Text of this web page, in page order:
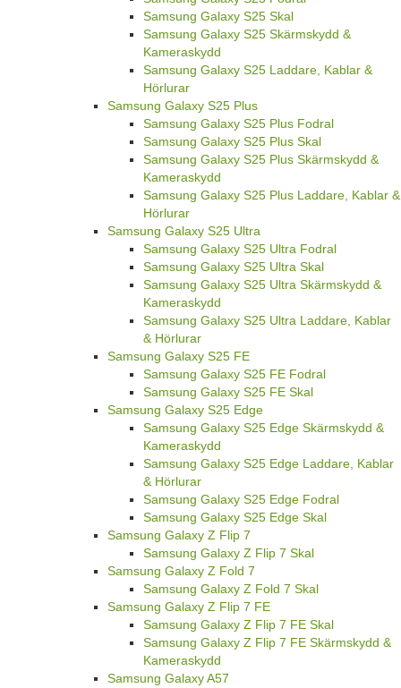
Samsung Galaxy S25 Skal
Samsung Galaxy S25 Skärmskydd &
Kameraskydd
Samsung Galaxy S25 Laddare, Kablar &
Hörlurar
Samsung Galaxy S25 Plus
Samsung Galaxy S25 Plus Fodral
Samsung Galaxy S25 Plus Skal
Samsung Galaxy S25 Plus Skärmskydd &
Kameraskydd
Samsung Galaxy S25 Plus Laddare, Kablar &
Hörlurar
Samsung Galaxy S25 Ultra
Samsung Galaxy S25 Ultra Fodral
Samsung Galaxy S25 Ultra Skal
Samsung Galaxy S25 Ultra Skärmskydd &
Kameraskydd
Samsung Galaxy S25 Ultra Laddare, Kablar
& Hörlurar
Samsung Galaxy S25 FE
Samsung Galaxy S25 FE Fodral
Samsung Galaxy S25 FE Skal
Samsung Galaxy S25 Edge
Samsung Galaxy S25 Edge Skärmskydd &
Kameraskydd
Samsung Galaxy S25 Edge Laddare, Kablar
& Hörlurar
Samsung Galaxy S25 Edge Fodral
Samsung Galaxy S25 Edge Skal
Samsung Galaxy Z Flip 7
Samsung Galaxy Z Flip 7 Skal
Samsung Galaxy Z Fold 7
Samsung Galaxy Z Fold 7 Skal
Samsung Galaxy Z Flip 7 FE
Samsung Galaxy Z Flip 7 FE Skal
Samsung Galaxy Z Flip 7 FE Skärmskydd &
Kameraskydd
Samsung Galaxy A57